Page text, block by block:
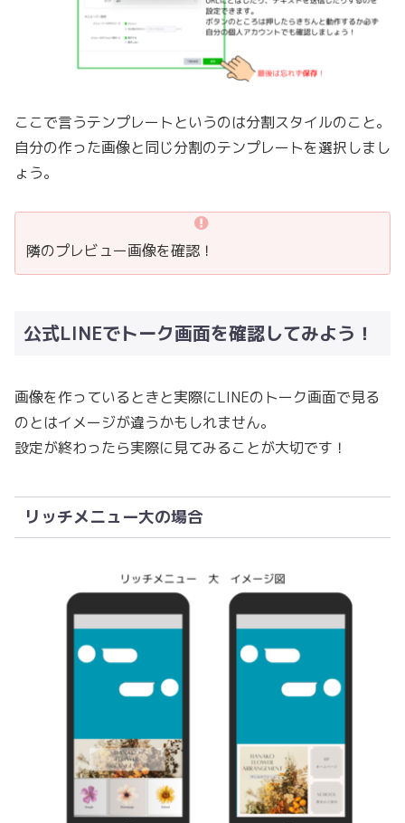
ここで言うテンプレートというのは分割スタイルのこと。
自分の作った画像と同じ分割のテンプレートを選択しまし
ょう。
隣のプレビュー画像を確認！
公式LINEでトーク画面を確認してみよう！
画像を作っているときと実際にLINEのトーク画面で見る
のとはイメージが違うかもしれません。
設定が終わったら実際に見てみることが大切です！
リッチメニュー大の場合